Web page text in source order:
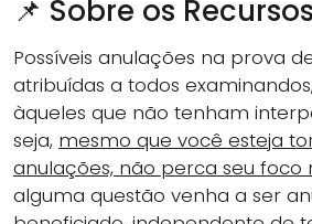
📌 Sobre os Recursos
Possíveis anulações na prova
atribuídas a todos
àqueles que não tenham
seja, mesmo que você esteja
anulações, não perca seu foco
alguma questão venha a ser